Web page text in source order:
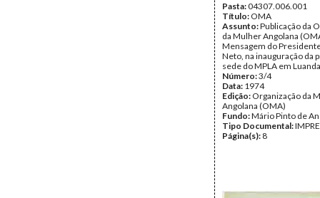
Pasta:04307.006.001
Título: OMA
Assunto:Publicação da
da Mulher Angolana
Mensagem do
Neto, na inauguração da
sede do MPLA em
Número:3/4
Data: 1974
Edição: Organização da
Angolana (OMA)
Fundo:Mário Pinto de
Tipo Documental:
Página(s): 8